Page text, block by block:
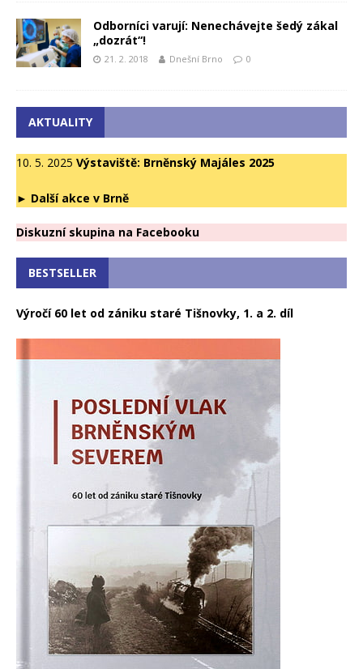
Odborníci varují: Nenechávejte šedý zákal
„dozrát“!
21. 2. 2018 Dnešní Brno 0
AKTUALITY
10. 5. 2025 Výstaviště: Brněnský Majáles 2025
► Další akce v Brně
Diskuzní skupina na Facebooku
BESTSELLER
Výročí 60 let od zániku staré Tišnovky, 1. a 2. díl